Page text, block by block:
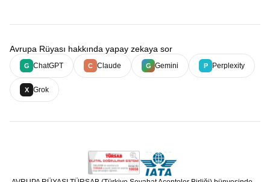
Avrupa Rüyası hakkında yapay zekaya sor
G ChatGPT C Claude G Gemini P Perplexity
X Grok